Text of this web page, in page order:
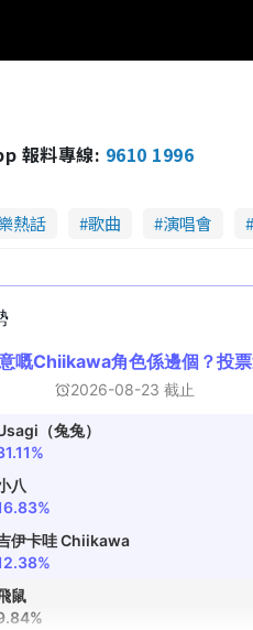
報料專線: 9610 1996
熱話 歌曲 演唱會